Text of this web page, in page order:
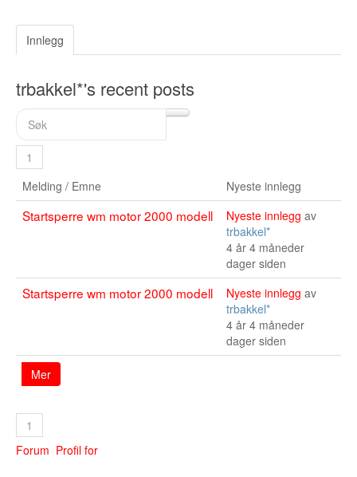
Telemark
Sør Trøndelag
Nordland
Vest Agder
Østfold
Innlegg
trbakkel*'s recent posts
1
Melding / Emne
Nyeste innlegg
Mer
Startsperre wm motor 2000 modell Nyeste innlegg av
trbakkel*
4 år 4 måneder
dager siden
Startsperre wm motor 2000 modell Nyeste innlegg av
trbakkel*
4 år 4 måneder
dager siden
1
Forum Profil for